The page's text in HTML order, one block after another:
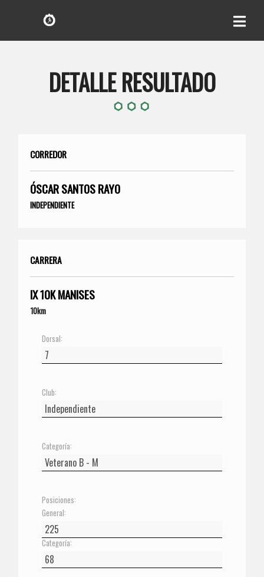
DETALLE RESULTADO
CORREDOR
ÓSCAR SANTOS RAYO
INDEPENDIENTE
CARRERA
IX 10K MANISES
10km
Dorsal:
Club:
Categoría:
Posiciones:
General:
Categoría: